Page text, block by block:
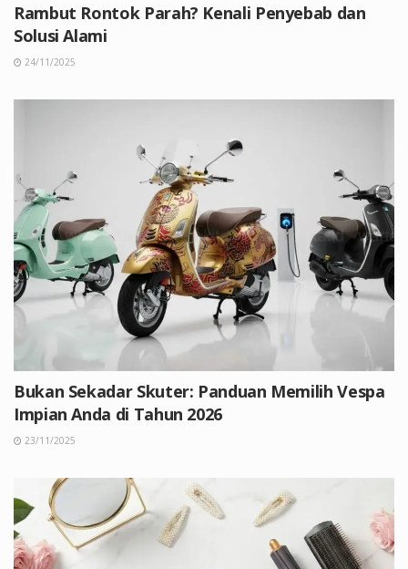
Rambut Rontok Parah? Kenali Penyebab dan
Solusi Alami
24/11/2025
Bukan Sekadar Skuter: Panduan Memilih Vespa
Impian Anda di Tahun 2026
23/11/2025